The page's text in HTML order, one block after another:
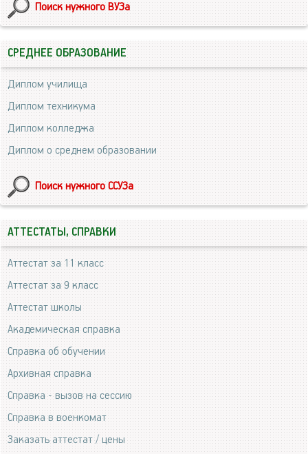
Поиск нужного ВУЗа
СРЕДНЕЕ ОБРАЗОВАНИЕ
Диплом училища
Диплом техникума
Диплом колледжа
Диплом о среднем образовании
Поиск нужного ССУЗа
АТТЕСТАТЫ, СПРАВКИ
Аттестат за 11 класс
Аттестат за 9 класс
Аттестат школы
Академическая справка
Справка об обучении
Архивная справка
Справка - вызов на сессию
Справка в военкомат
Заказать аттестат / цены